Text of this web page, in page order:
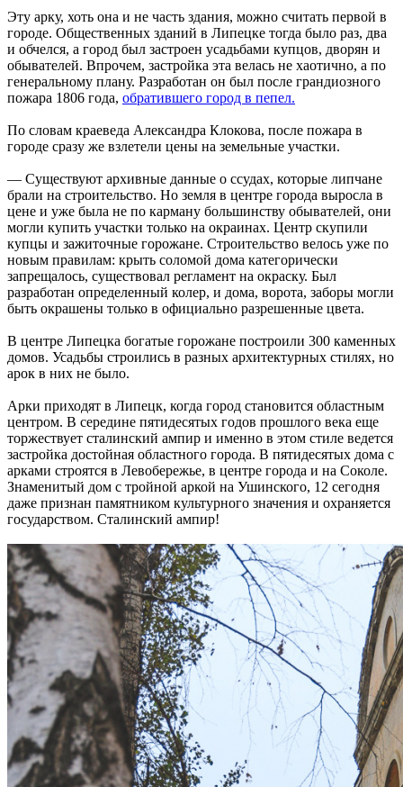
Эту арку, хоть она и не часть здания, можно считать первой в
городе. Общественных зданий в Липецке тогда было раз, два
и обчелся, а город был застроен усадьбами купцов, дворян и
обывателей. Впрочем, застройка эта велась не хаотично, а по
генеральному плану. Разработан он был после грандиозного
пожара 1806 года, обратившего город в пепел.
По словам краеведа Александра Клокова, после пожара в
городе сразу же взлетели цены на земельные участки.
— Существуют архивные данные о ссудах, которые липчане
брали на строительство. Но земля в центре города выросла в
цене и уже была не по карману большинству обывателей, они
могли купить участки только на окраинах. Центр скупили
купцы и зажиточные горожане. Строительство велось уже по
новым правилам: крыть соломой дома категорически
запрещалось, существовал регламент на окраску. Был
разработан определенный колер, и дома, ворота, заборы могли
быть окрашены только в официально разрешенные цвета.
В центре Липецка богатые горожане построили 300 каменных
домов. Усадьбы строились в разных архитектурных стилях, но
арок в них не было.
Арки приходят в Липецк, когда город становится областным
центром. В середине пятидесятых годов прошлого века еще
торжествует сталинский ампир и именно в этом стиле ведется
застройка достойная областного города. В пятидесятых дома с
арками строятся в Левобережье, в центре города и на Соколе.
Знаменитый дом с тройной аркой на Ушинского, 12 сегодня
даже признан памятником культурного значения и охраняется
государством. Сталинский ампир!